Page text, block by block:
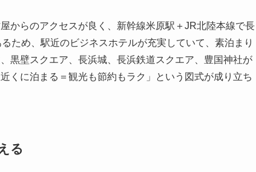
からのアクセスが良く、新幹線米原駅＋JR北陸本線で長
ため、駅近のビジネスホテルが充実していて、素泊まり
黒壁スクエア、長浜城、長浜鉄道スクエア、豊国神社が
くに泊まる＝観光も節約もラク」という図式が成り立ち
る